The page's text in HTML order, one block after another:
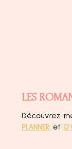
LES
Découvrez
PLANNER et